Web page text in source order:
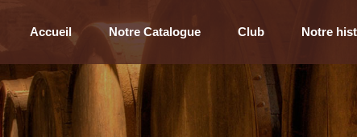
Accueil Notre Catalogue Club Notre